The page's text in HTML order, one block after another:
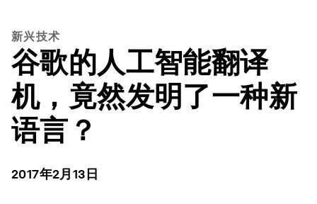
新兴技术
谷歌的人工智能翻译
机，竟然发明了一种新
语言？
2017年2月13日